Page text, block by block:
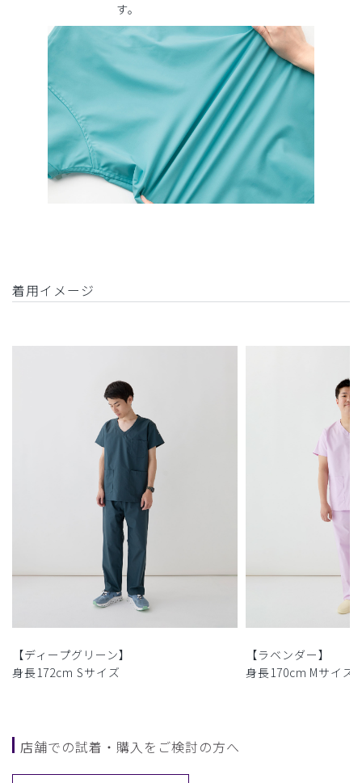
す。
着用イメージ
【ディープグリーン】
身長172cm Sサイズ
【ラベンダー】
身長170cm Mサイズ
店舗での試着・購入をご検討の方へ